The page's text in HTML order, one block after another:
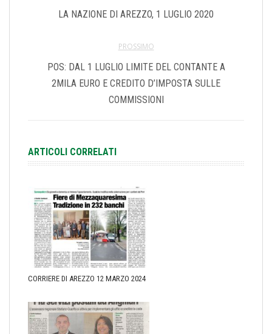
LA NAZIONE DI AREZZO, 1 LUGLIO 2020
PROSSIMO
POS: DAL 1 LUGLIO LIMITE DEL CONTANTE A
2MILA EURO E CREDITO D’IMPOSTA SULLE
COMMISSIONI
ARTICOLI CORRELATI
CORRIERE DI AREZZO 12 MARZO 2024